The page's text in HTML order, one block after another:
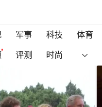
军事 科技
体育
评测 时尚